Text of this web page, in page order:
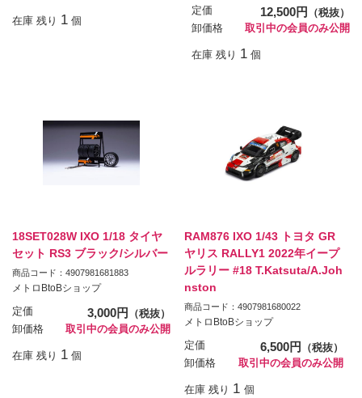
在庫 残り 1 個
定価 12,500円
（税抜）
卸価格
取引中の会員のみ公開
在庫 残り 1 個
18SET028W IXO 1/18 タイヤ
セット RS3 ブラック/シルバー
商品コード：4907981681883
メトロBtoBショップ
定価 3,000円
（税抜）
卸価格
取引中の会員のみ公開
在庫 残り 1 個
RAM876 IXO 1/43 トヨタ GR
ヤリス RALLY1 2022年イープ
ルラリー #18 T.Katsuta/A.Joh
nston
商品コード：4907981680022
メトロBtoBショップ
定価 6,500円
（税抜）
卸価格
取引中の会員のみ公開
在庫 残り 1 個